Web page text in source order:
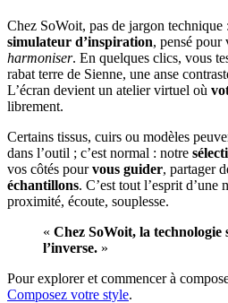
Chez SoWoit, pas de jargon technique
simulateur d’inspiration, pensé pour
harmoniser. En quelques clics, vous
rabat terre de Sienne, une anse
L’écran devient un atelier virtuel où
librement.
Certains tissus, cuirs ou modèles
dans l’outil ; c’est normal : notre
vos côtés pourvous guider, partager
échantillons. C’est tout l’esprit d’une
proximité, écoute, souplesse.
« Chez SoWoit, la technologie
l’inverse. »
Pour explorer et commencer à
Composez votre style.